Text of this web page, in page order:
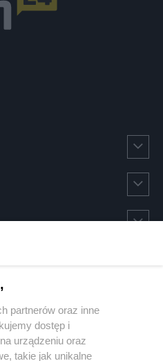
partnerów oraz inne
dostęp i
urządzeniu oraz
takie jak unikalne